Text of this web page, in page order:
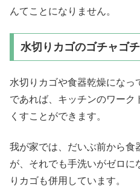
んてことになりません。
水切りカゴのゴチャゴ
水切りカゴや食器乾燥になっ
であれば、キッチンのワー
くすことができます。
我が家では、だいぶ前から食
が、それでも手洗いがゼロに
りカゴも併用しています。